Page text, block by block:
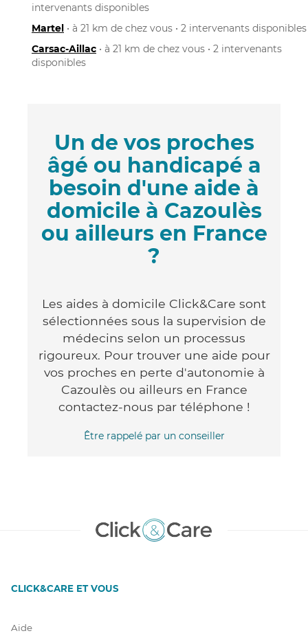
intervenants disponibles
Martel • à 21 km de chez vous • 2 intervenants disponibles
Carsac-Aillac • à 21 km de chez vous • 2 intervenants
disponibles
Un de vos proches
âgé ou handicapé a
besoin d'une aide à
domicile à Cazoulès
ou ailleurs en France
?
Les aides à domicile Click&Care sont
sélectionnées sous la supervision de
médecins selon un processus
rigoureux. Pour trouver une aide pour
vos proches en perte d'autonomie à
Cazoulès ou ailleurs en France
contactez-nous par téléphone !
Être rappelé par un conseiller
CLICK&CARE ET VOUS
Aide